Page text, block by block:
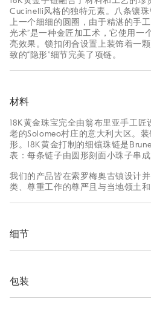
Cucinelli风格的独特元素。八条镶
上一个细细的圆圈，由于精湛的手
光术”是一种金匠加工术，它使用一
亮效果。锁扣闭合设置上装饰着一
致的“隐形”细节完美了项链。
材料
18K黄金珠宝完全由翁布里亚手工
老的Solomeo村庄的意大利大区。
形。18K黄金打制的细镶珠链是
表：每条链子由圆形刻面小珠子串成
我们的产品皆在索罗梅奥古镇设计
类、尊重工作的尊严且与当地领土和
细节
0,015克拉圆形钻石，镶嵌在钩扣上
手链最大长度约20厘米
完全在意大利设计制造
包装